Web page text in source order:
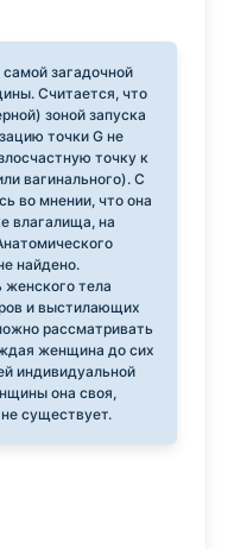
загадочной
Считается, что
зоной запуска
точки G не
точку к
вагинального). С
во мнении, что она
влагалища, на
найдено.
тела
и выстилающих
рассматривать
женщина до сих
индивидуальной
она своя,
существует.